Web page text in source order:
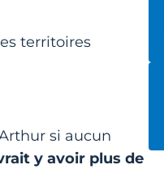
territoires
si aucun
y avoir plus de